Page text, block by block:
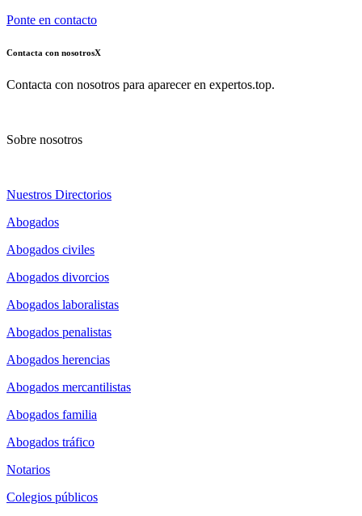
Ponte en contacto
Contacta con nosotrosX
Contacta con nosotros para aparecer en expertos.top.
Sobre nosotros
Nuestros Directorios
Abogados
Abogados civiles
Abogados divorcios
Abogados laboralistas
Abogados penalistas
Abogados herencias
Abogados mercantilistas
Abogados familia
Abogados tráfico
Notarios
Colegios públicos